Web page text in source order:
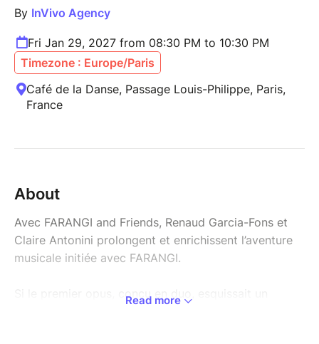
By InVivo Agency
Fri Jan 29, 2027 from 08:30 PM to 10:30 PM
Timezone : Europe/Paris
Café de la Danse, Passage Louis-Philippe, Paris,
France
About
Avec FARANGI and Friends, Renaud Garcia-Fons et
Claire Antonini prolongent et enrichissent l’aventure
musicale initiée avec FARANGI.
Si le premier opus, conçu en duo, esquissait un
Read more